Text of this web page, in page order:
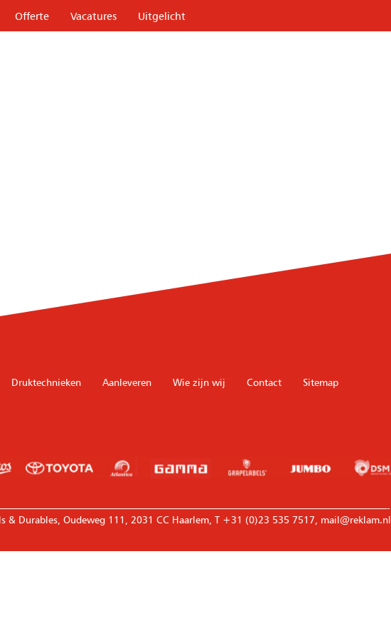
Offerte Vacatures Uitgelicht
Druktechnieken Aanleveren Wie zijn wij Contact Sitemap
& Durables, Oudeweg 111, 2031 CC Haarlem, T +31 (0)23 535 7517, mail@reklam.nl